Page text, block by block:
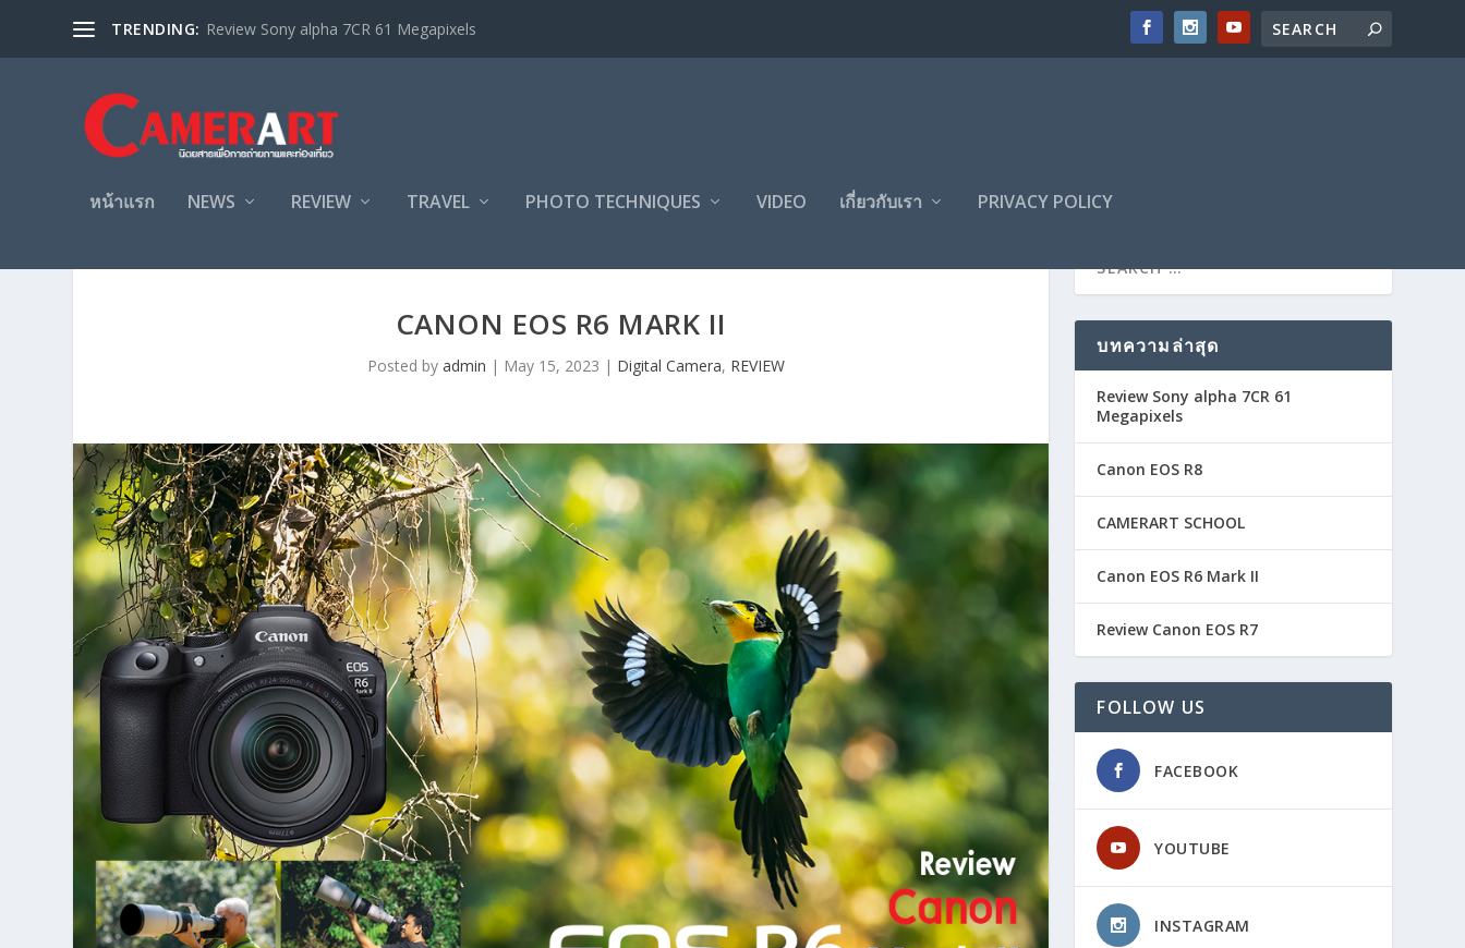
TRENDING: Review Sony alpha 7CR 61 Megapixels
หน้าแรก NEWS REVIEW TRAVEL PHOTO TECHNIQUES VIDEO เกี่ยวกับเรา PRIVACY POLICY
CANON EOS R6 MARK II
Posted byadmin | May 15, 2023 | Digital Camera, REVIEW
บทความล่าสุด
Review Sony alpha 7CR 61
Megapixels
Canon EOS R8
CAMERART SCHOOL
Canon EOS R6 Mark II
Review Canon EOS R7
FOLLOW US
FACEBOOK
YOUTUBE
INSTAGRAM